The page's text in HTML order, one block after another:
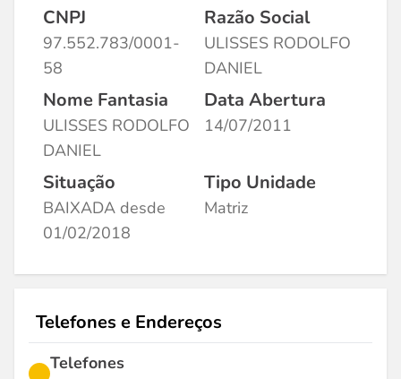
CNPJ
97.552.783/0001-
58
Razão Social
ULISSES RODOLFO
DANIEL
Nome Fantasia
ULISSES RODOLFO
DANIEL
Data Abertura
14/07/2011
Situação
BAIXADA desde
01/02/2018
Tipo Unidade
Matriz
Telefones e Endereços
Telefones